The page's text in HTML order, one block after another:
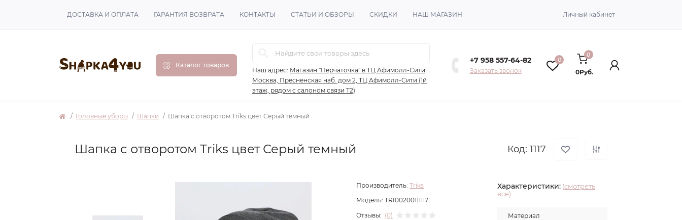
ДОСТАВКА И ОПЛАТА ГАРАНТИЯ ВОЗВРАТА КОНТАКТЫ СТАТЬИ И ОБЗОРЫ СКИДКИ НАШ МАГАЗИН Личный кабинет
Каталог товаров
Наш адрес: Магазин "Перчаточка" в ТЦ Афимолл-Сити
Москва, Пресненская наб. дом 2, ТЦ Афимолл-Сити (1й
этаж, рядом с салоном связи Т2)
+7 958 557-64-82
Заказать звонок
0
0
0Руб.
Головные уборы Шапки Шапка с отворотом Triks цвет Серый темный
Шапка с отворотом Triks цвет Серый темный Код: 1117
Производитель: Triks
Модель: TRI00200111117
Отзывы: (0)
Характеристики: (смотреть
все)
Материал